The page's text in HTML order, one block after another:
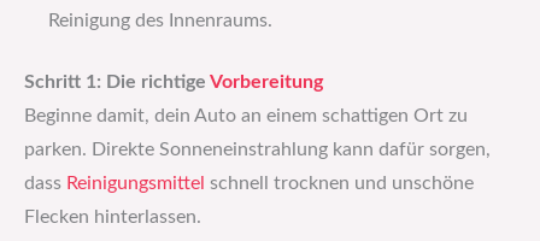
Reinigung des Innenraums.
Schritt 1: Die richtige Vorbereitung
Beginne damit, dein Auto an einem schattigen Ort zu
parken. Direkte Sonneneinstrahlung kann dafür sorgen,
dass Reinigungsmittel schnell trocknen und unschöne
Flecken hinterlassen.